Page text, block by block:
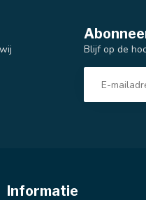
Blijf op de
Informatie